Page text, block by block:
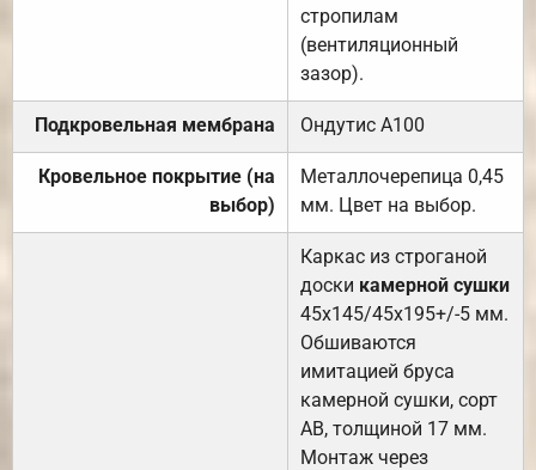
стропилам
(вентиляционный
зазор).
Подкровельная мембрана Ондутис А100
Кровельное покрытие (на
выбор)
Металлочерепица 0,45
мм. Цвет на выбор.
Каркас из строганой
доски камерной сушки
45х145/45х195+/-5 мм.
Обшиваются
имитацией бруса
камерной сушки, сорт
АВ, толщиной 17 мм.
Монтаж через